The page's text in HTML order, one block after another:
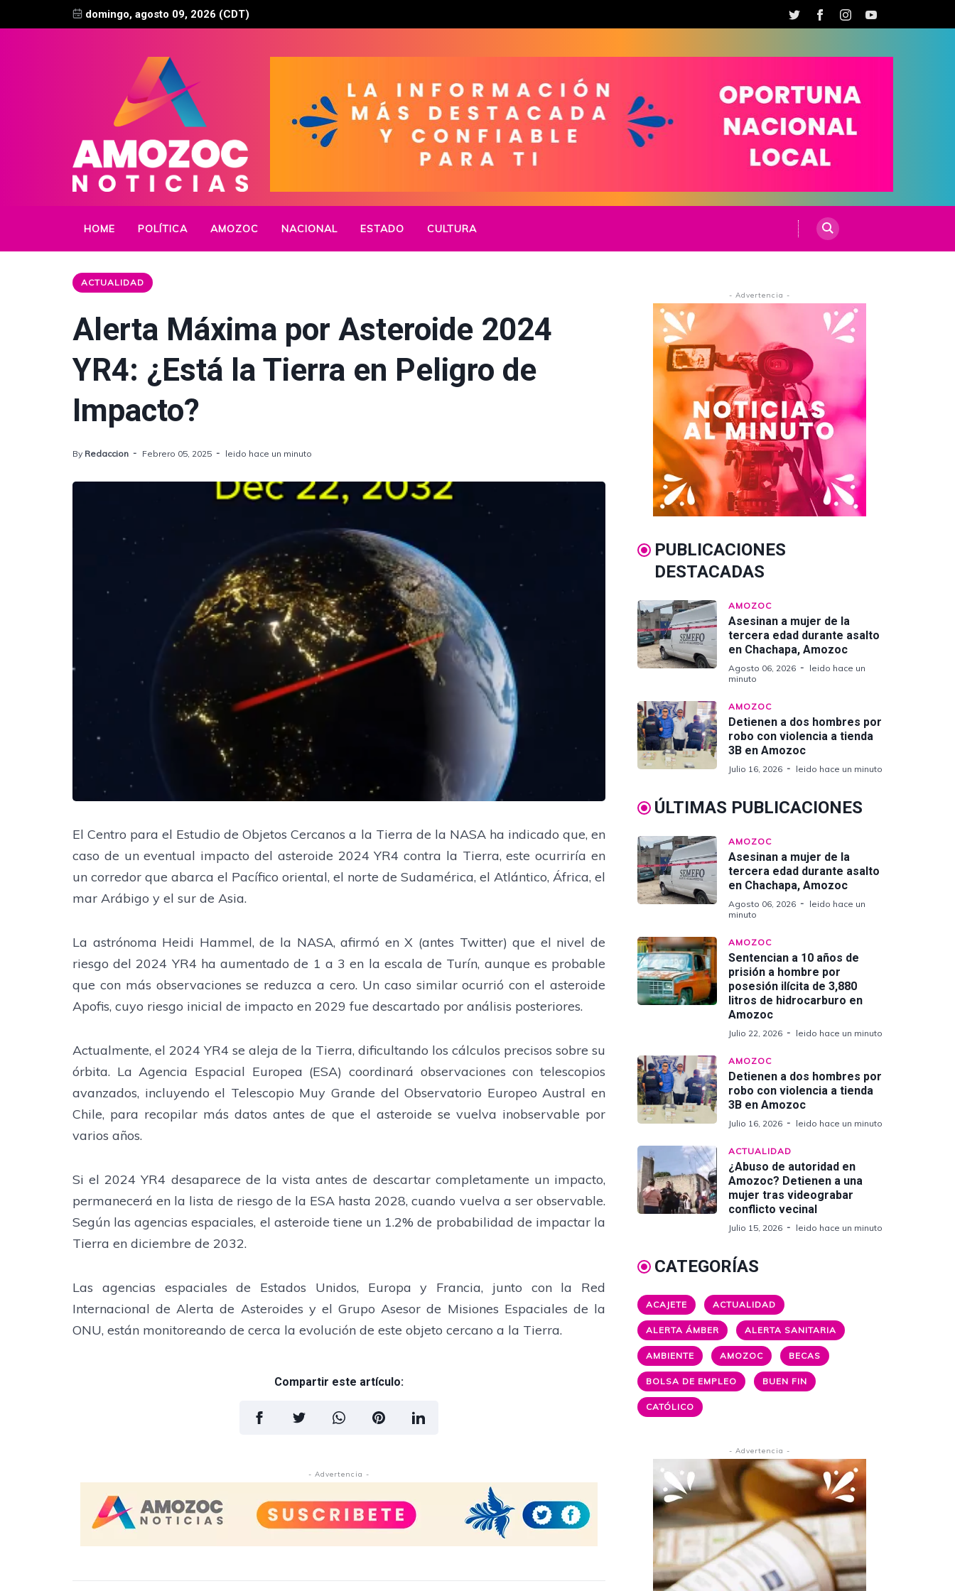
domingo, agosto 09, 2026 (CDT)
HOME POLÍTICA AMOZOC NACIONAL ESTADO CULTURA
ACTUALIDAD
Alerta Máxima por Asteroide 2024
YR4: ¿Está la Tierra en Peligro de
Impacto?
By Redaccion Febrero 05, 2025 leido hace un minuto
El Centro para el Estudio de Objetos Cercanos a la Tierra de la NASA ha indicado que, en
caso de un eventual impacto del asteroide 2024 YR4 contra la Tierra, este ocurriría en
un corredor que abarca el Pacífico oriental, el norte de Sudamérica, el Atlántico, África, el
mar Arábigo y el sur de Asia.
La astrónoma Heidi Hammel, de la NASA, afirmó en X (antes Twitter) que el nivel de
riesgo del 2024 YR4 ha aumentado de 1 a 3 en la escala de Turín, aunque es probable
que con más observaciones se reduzca a cero. Un caso similar ocurrió con el asteroide
Apofis, cuyo riesgo inicial de impacto en 2029 fue descartado por análisis posteriores.
Actualmente, el 2024 YR4 se aleja de la Tierra, dificultando los cálculos precisos sobre su
órbita. La Agencia Espacial Europea (ESA) coordinará observaciones con telescopios
avanzados, incluyendo el Telescopio Muy Grande del Observatorio Europeo Austral en
Chile, para recopilar más datos antes de que el asteroide se vuelva inobservable por
varios años.
Si el 2024 YR4 desaparece de la vista antes de descartar completamente un impacto,
permanecerá en la lista de riesgo de la ESA hasta 2028, cuando vuelva a ser observable.
Según las agencias espaciales, el asteroide tiene un 1.2% de probabilidad de impactar la
Tierra en diciembre de 2032.
Las agencias espaciales de Estados Unidos, Europa y Francia, junto con la Red
Internacional de Alerta de Asteroides y el Grupo Asesor de Misiones Espaciales de la
ONU, están monitoreando de cerca la evolución de este objeto cercano a la Tierra.
Compartir este artículo:
- Advertencia -
- Advertencia -
PUBLICACIONES
DESTACADAS
AMOZOC
Asesinan a mujer de la
tercera edad durante asalto
en Chachapa, Amozoc
Agosto 06, 2026
leido hace un
minuto
AMOZOC
Detienen a dos hombres por
robo con violencia a tienda
3B en Amozoc
Julio 16, 2026 leido hace un minuto
ÚLTIMAS PUBLICACIONES
AMOZOC
Asesinan a mujer de la
tercera edad durante asalto
en Chachapa, Amozoc
Agosto 06, 2026
leido hace un
minuto
AMOZOC
Sentencian a 10 años de
prisión a hombre por
posesión ilícita de 3,880
litros de hidrocarburo en
Amozoc
Julio 22, 2026 leido hace un minuto
AMOZOC
Detienen a dos hombres por
robo con violencia a tienda
3B en Amozoc
Julio 16, 2026 leido hace un minuto
ACTUALIDAD
¿Abuso de autoridad en
Amozoc? Detienen a una
mujer tras videograbar
conflicto vecinal
Julio 15, 2026 leido hace un minuto
CATEGORÍAS
ACAJETE ACTUALIDAD
ALERTA ÁMBER ALERTA SANITARIA
AMBIENTE AMOZOC BECAS
BOLSA DE EMPLEO BUEN FIN
CATÓLICO
- Advertencia -